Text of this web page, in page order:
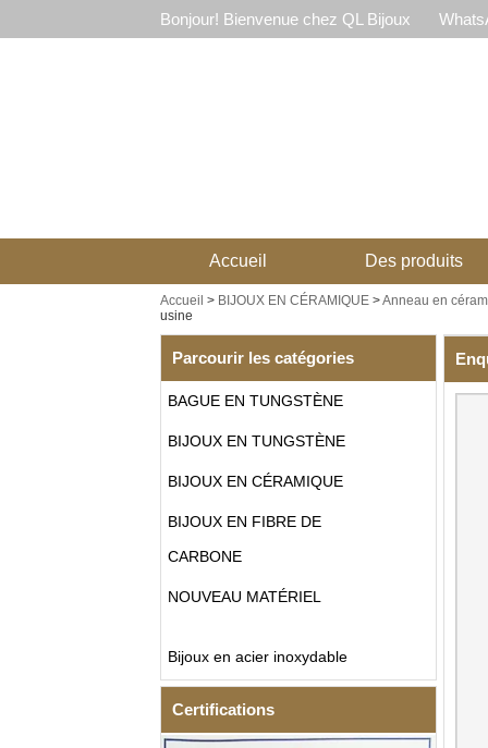
Bonjour! Bienvenue chez QL Bijoux
Accueil Des produits
Accueil > BIJOUX EN CÉRAMIQUE>Anneau en
usine
Parcourir les catégories
BAGUE EN TUNGSTÈNE
BIJOUX EN TUNGSTÈNE
BIJOUX EN CÉRAMIQUE
BIJOUX EN FIBRE DE
CARBONE
NOUVEAU MATÉRIEL
Bijoux en acier inoxydable
Certifications